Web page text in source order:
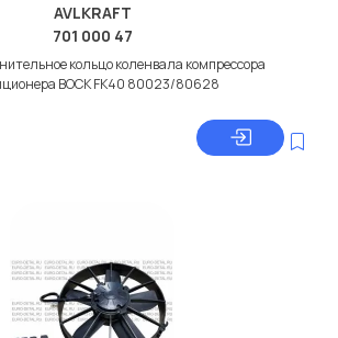
AVLKRAFT
701 000 47
кольцо коленвала компрессора
BOCK FK40 80023/80628